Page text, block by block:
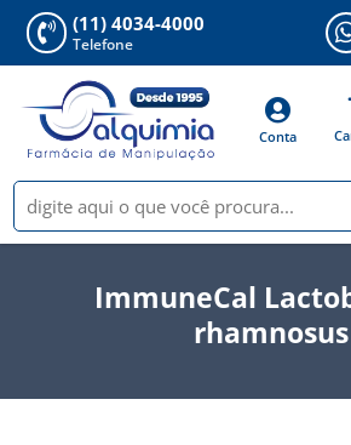
 (11) 4034-4000
Telefone

Conta
ImmuneCal
rhamnosus